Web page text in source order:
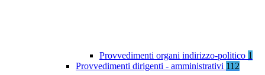
Provvedimenti organi indirizzo-politico 1
Provvedimenti dirigenti - amministrativi 112